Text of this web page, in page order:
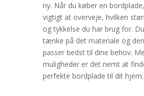
ny. Når du køber en
vigtigt at overveje, hvilken
og tykkelse du har brug for.
tænke på det materiale og
passer bedst til dine behov.
muligheder er det nemt at
perfekte bordplade til dit hjem.